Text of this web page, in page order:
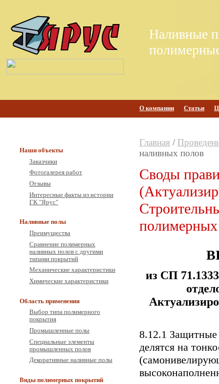
Наливные
О компании Статьи
Наши объекты
Заказчики
Фотогалерея работ
Отзывы
Интересные факты из истории
ГК "Ярус"
Наливные полы
Преимущества
Сравнение полимерных
наливных полов с другими
типами покрытий
Механические характеристики
Химические характеристики
Область применения
Выбор типа полимерного
покрытия
Промышленные полы
Специальные элементы
промышленных полов
Декоративные наливные полы
Виды полимерных покрытий
Главная /
наливных полов
Своды
из СП
8.12.1
делятся на